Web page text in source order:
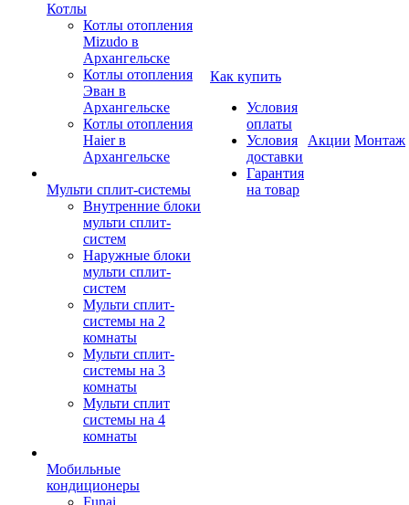
Котлы
Котлы отопления
Mizudo в
Архангельске
Котлы отопления
Эван в
Архангельске
Котлы отопления
Haier в
Архангельске
Мульти сплит-системы
Внутренние блоки
мульти сплит-
систем
Наружные блоки
мульти сплит-
систем
Мульти сплит-
системы на 2
комнаты
Мульти сплит-
системы на 3
комнаты
Мульти сплит
системы на 4
комнаты
Мобильные
кондиционеры
Funai
Как купить
Условия
оплаты
Условия
доставки
Гарантия
на товар
Акции Монтаж